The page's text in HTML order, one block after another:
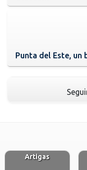
Punta del Este, un
Artigas